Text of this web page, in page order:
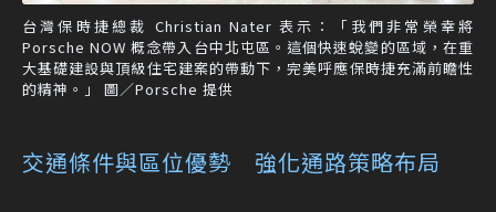
台灣保時捷總裁 Christian Nater 表示：「我們非常榮幸將
Porsche NOW 概念帶入台中北屯區。這個快速蛻變的區域，在重
大基礎建設與頂級住宅建案的帶動下，完美呼應保時捷充滿前瞻性
的精神。」 圖／Porsche 提供
交通條件與區位優勢 強化通路策略布局